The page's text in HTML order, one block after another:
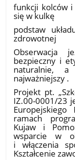
funkcji kolców
się w kulkę
podstaw
zdrowotnej
Obserwacja
bezpieczny i
naturalnie,
najważniejszy .
Projekt pt.
IZ.00-0001/23
Europejskiego
ramach
Kujaw i
wsparcie w
i włączenia
Kształcenie